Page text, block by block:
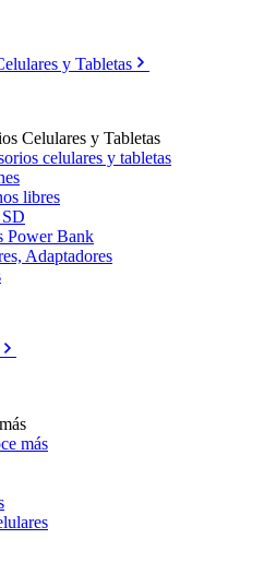
y Tabletas
Celulares y Tabletas
celulares y tabletas
libres
Power Bank
Adaptadores
más